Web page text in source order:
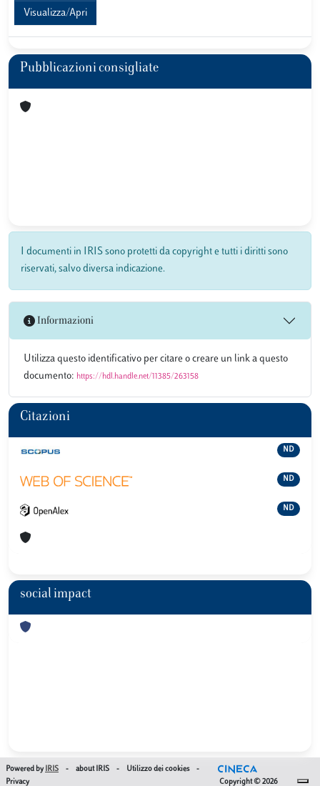
Visualizza/Apri
Pubblicazioni consigliate
I documenti in IRIS sono protetti da copyright e tutti i diritti sono
riservati, salvo diversa indicazione.
Informazioni
Utilizza questo identificativo per citare o creare un link a questo
documento: https://hdl.handle.net/11385/263158
Citazioni
ND
ND
ND
social impact
Powered by IRIS - about IRIS - Utilizzo dei cookies
-
Privacy
Copyright © 2026